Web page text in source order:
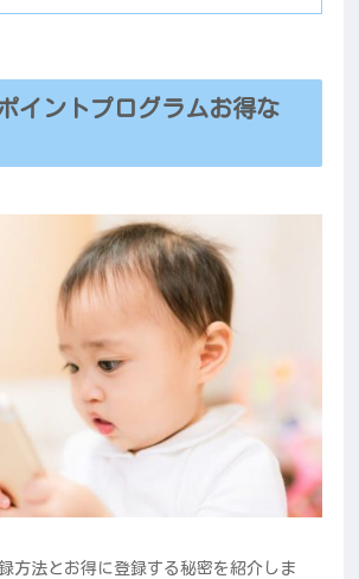
イントプログラムお得な
方法とお得に登録する秘密を紹介しま